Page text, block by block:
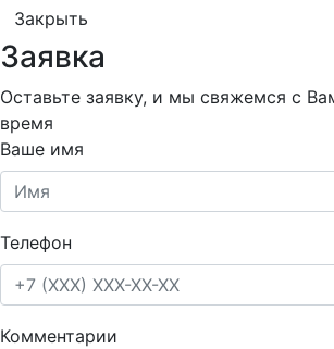
Закрыть
Заявка
Оставьте заявку, и мы свяжемся с
время
Ваше имя
Телефон
Комментарии